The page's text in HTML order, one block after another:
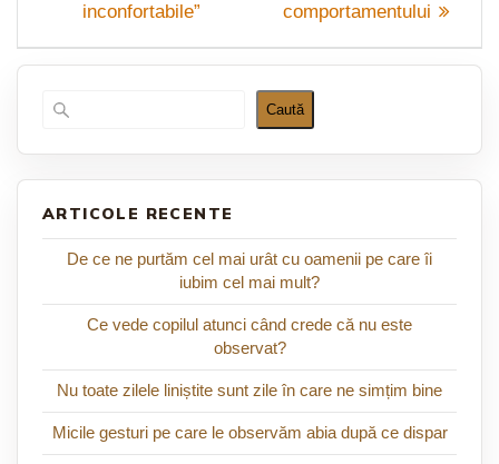
inconfortabile”
comportamentului
Caută
ARTICOLE RECENTE
De ce ne purtăm cel mai urât cu oamenii pe care îi
iubim cel mai mult?
Ce vede copilul atunci când crede că nu este
observat?
Nu toate zilele liniștite sunt zile în care ne simțim bine
Micile gesturi pe care le observăm abia după ce dispar